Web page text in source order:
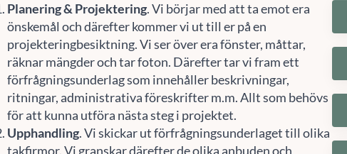
Planering & Projektering. Vi börjar med att ta emot era
önskemål och därefter kommer vi ut till er på en
projekteringbesiktning. Vi ser över era fönster, måttar,
räknar mängder och tar foton. Därefter tar vi fram ett
förfrågningsunderlag som innehåller beskrivningar,
ritningar, administrativa föreskrifter m.m. Allt som behövs
för att kunna utföra nästa steg i projektet.
Upphandling. Vi skickar ut förfrågningsunderlaget till olika
takfirmor. Vi granskar därefter de olika anbuden och